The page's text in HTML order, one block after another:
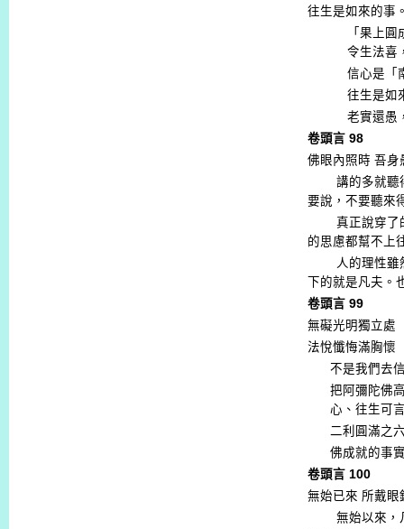
往生是如來的事
「果上
令生法喜
信心是「
往生是如
老實還愚
卷頭言 98
佛眼內照時 吾身
講的多就聽
要說，不要聽來
真正說穿了
的思慮都幫不上
人的理性雖
下的就是凡夫
卷頭言 99
無礙光明獨立處
法悅懺悔滿胸懷
不是我們去
把阿彌陀佛
心、往生可
二利圓滿之
佛成就的事
卷頭言 100
無始已來 所戴眼
無始以來，